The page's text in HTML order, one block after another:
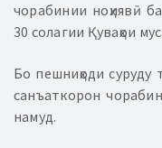
чорабинии ноҳиявӣ
30 солагии Қуваҳои
Бо пешниҳоди суруду
санъаткорон
намуд.